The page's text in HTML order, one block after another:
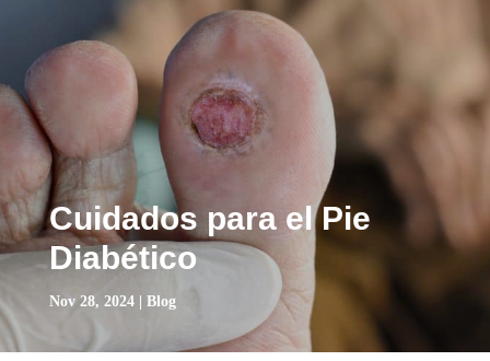
Cuidados para el Pie
Diabético
Nov 28, 2024| Blog